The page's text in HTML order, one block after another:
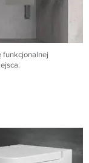
funkcjonalnej